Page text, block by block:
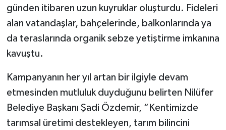
günden itibaren uzun kuyruklar oluşturdu. Fideleri
alan vatandaşlar, bahçelerinde, balkonlarında ya
da teraslarında organik sebze yetiştirme imkanına
kavuştu.
Kampanyanın her yıl artan bir ilgiyle devam
etmesinden mutluluk duyduğunu belirten Nilüfer
Belediye Başkanı Şadi Özdemir, “Kentimizde
tarımsal üretimi destekleyen, tarım bilincini